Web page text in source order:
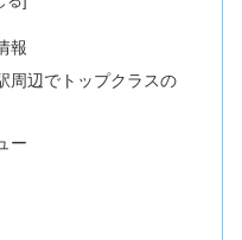
報
辺でトップクラスの
ー